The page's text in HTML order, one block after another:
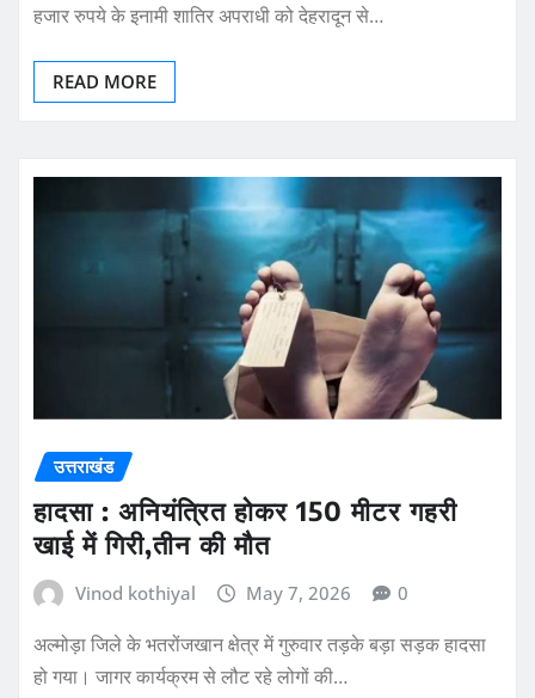
हजार रुपये के इनामी शातिर अपराधी को देहरादून से…
READ MORE
उत्तराखंड
हादसा : अनियंत्रित होकर 150 मीटर गहरी
खाई में गिरी,तीन की मौत
Vinod kothiyal May 7, 2026 0
अल्मोड़ा जिले के भतरोंजखान क्षेत्र में गुरुवार तड़के बड़ा सड़क हादसा
हो गया। जागर कार्यक्रम से लौट रहे लोगों की…